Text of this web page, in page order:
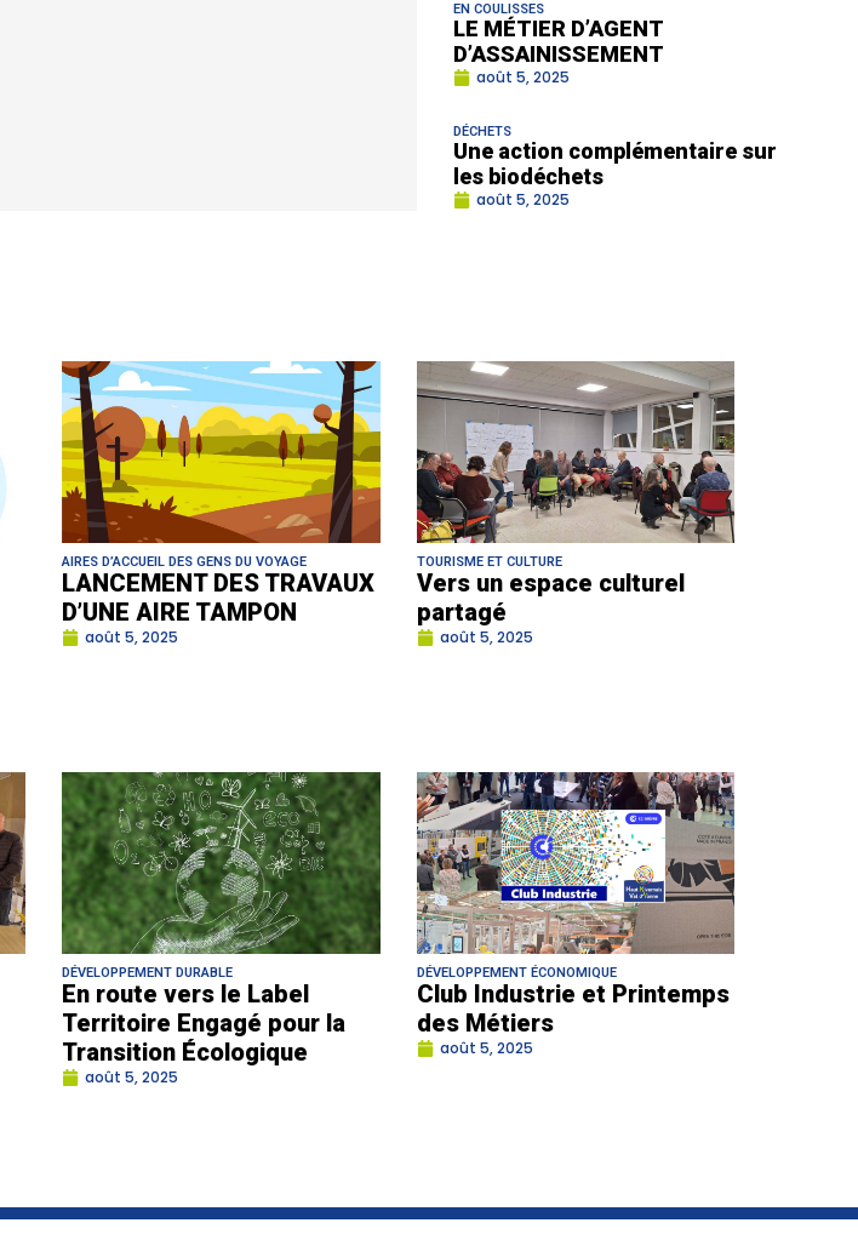
EN COULISSES
LE MÉTIER D’AGENT
D’ASSAINISSEMENT
août 5, 2025
DÉCHETS
Une action complémentaire sur
les biodéchets
août 5, 2025
AIRES D’ACCUEIL DES GENS DU VOYAGE
LANCEMENT DES TRAVAUX
D’UNE AIRE TAMPON
août 5, 2025
TOURISME ET CULTURE
Vers un espace culturel
partagé
août 5, 2025
DÉVELOPPEMENT DURABLE
En route vers le Label
Territoire Engagé pour la
Transition Écologique
août 5, 2025
DÉVELOPPEMENT ÉCONOMIQUE
Club Industrie et Printemps
des Métiers
août 5, 2025